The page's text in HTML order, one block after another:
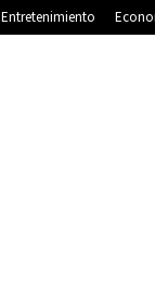
Entretenimiento